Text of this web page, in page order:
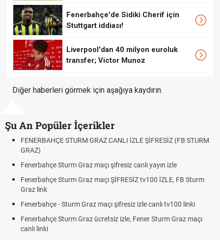
Fenerbahçe'de Sidiki Cherif için
Stuttgart iddiası!
Liverpool'dan 40 milyon euroluk
transfer; Victor Munoz
Diğer haberleri görmek için aşağıya kaydırın.
Şu An Popüler İçerikler
İZLE ŞİFRESİZ (FB STURM
canlı yayın izle
tv100 İZLE, FB Sturm
izle canlı tv100 linki
Fener Sturm Graz maçı
Fındık Fiyatı Açıklandı mı? 2026 TMO
Altın Yükselecek mi, Yükselir mi?
Beklentiler
Rövanşı Saat Kaçta, Hangi Kanalda?